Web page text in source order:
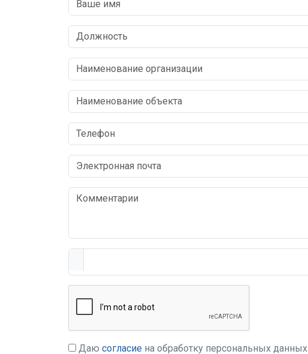
Даю согласие на обработку персональных данных